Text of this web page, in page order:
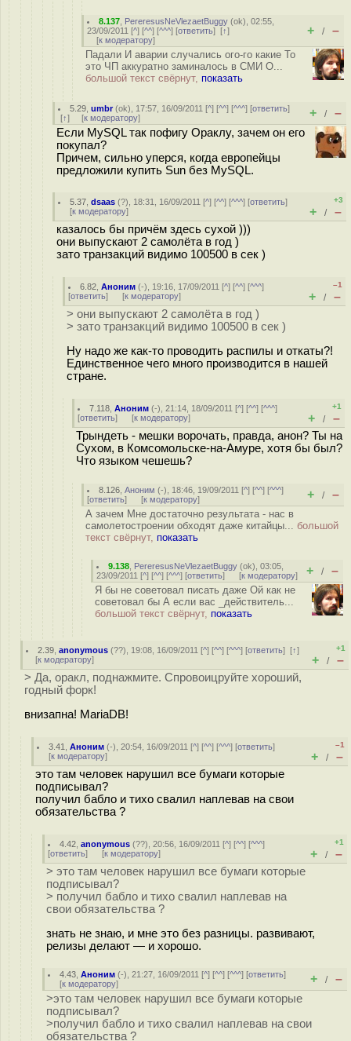
8.137 PereresusNeVlezaetBuggy (ok), 02:55,
23/09/2011 [^] [^^] [^^^] [ответить] [↑]
[к модератору]
+ / –
Падали И аварии случались ого-го какие То
это ЧП аккуратно заминалось в СМИ О...
большой текст свёрнут, показать
5.29 ,umbr(ok), 17:57, 16/09/2011 [^] [^^] [^^^] [ответить]
[↑] [к модератору] + / –
Если MySQL так пофигу Ораклу, зачем он его
покупал?
Причем, сильно уперся, когда европейцы
предложили купить Sun без MySQL.
5.37 ,dsaas (?), 18:31, 16/09/2011 [^] [^^] [^^^] [ответить]
[к модератору]
+3
+ / –
казалось бы причём здесь сухой )))
они выпускают 2 самолёта в год )
зато транзакций видимо 100500 в сек )
6.82 ,Аноним (-), 19:16, 17/09/2011 [^] [^^] [^^^]
[ответить] [к модератору]
–1
+ / –
> они выпускают 2 самолёта в год )
> зато транзакций видимо 100500 в сек )
Ну надо же как-то проводить распилы и откаты?!
Единственное чего много производится в нашей
стране.
7.118 ,Аноним (-), 21:14, 18/09/2011 [^] [^^] [^^^]
[ответить] [к модератору]
+1
+ / –
Трындеть - мешки ворочать, правда, анон? Ты на
Сухом, в Комсомольске-на-Амуре, хотя бы был?
Что языком чешешь?
8.126 ,Аноним (-), 18:46, 19/09/2011 [^] [^^] [^^^]
[ответить] [к модератору] + / –
А зачем Мне достаточно результата - нас в
самолетостроении обходят даже китайцы... большой
текст свёрнут, показать
9.138 PereresusNeVlezaetBuggy (ok), 03:05,
23/09/2011 [^] [^^] [^^^] [ответить] [к модератору] + / –
Я бы не советовал писать даже Ой как не
советовал бы А если вас _действитель...
большой текст свёрнут, показать
2.39 ,anonymous (??), 19:08, 16/09/2011 [^] [^^] [^^^] [ответить][↑]
[к модератору]
+1
+ / –
> Да, оракл, поднажмите. Спровоицруйте хороший,
годный форк!
внизапна! MariaDB!
3.41 ,Аноним (-), 20:54, 16/09/2011 [^] [^^] [^^^] [ответить]
[к модератору]
–1
+ / –
это там человек нарушил все бумаги которые
подписывал?
получил бабло и тихо свалил наплевав на свои
обязательства ?
4.42 ,anonymous (??), 20:56, 16/09/2011 [^] [^^] [^^^]
[ответить] [к модератору]
+1
+ / –
> это там человек нарушил все бумаги которые
подписывал?
> получил бабло и тихо свалил наплевав на
свои обязательства ?
знать не знаю, и мне это без разницы. развивают,
релизы делают — и хорошо.
4.43 ,Аноним (-), 21:27, 16/09/2011 [^] [^^] [^^^] [ответить]
[к модератору] + / –
>это там человек нарушил все бумаги которые
подписывал?
>получил бабло и тихо свалил наплевав на свои
обязательства ?